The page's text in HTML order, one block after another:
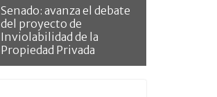
Senado: avanza el debate
del proyecto de
Inviolabilidad de la
Propiedad Privada